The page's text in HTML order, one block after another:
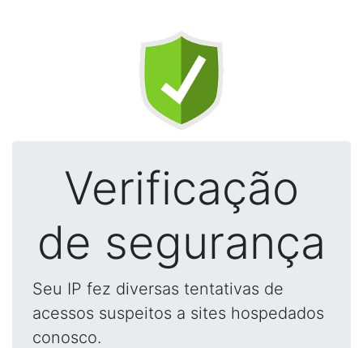
Verificação
de segurança
Seu IP fez diversas tentativas de
acessos suspeitos a sites hospedados
conosco.